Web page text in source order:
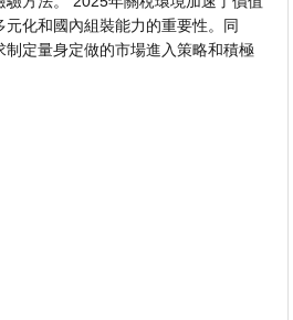
化和國內組裝能力的重要性。同
定量身定做的市場進入策略和積極